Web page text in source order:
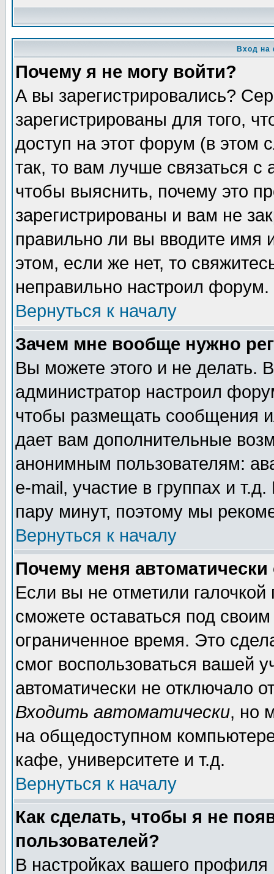
Вход на
Почему я не могу войти?
А вы зарегистрировались?
зарегистрированы для того,
доступ на этот форум (в этом
так, то вам лучше связаться
чтобы выяснить, почему это
зарегистрированы и вам не
правильно ли вы вводите
этом, если же нет, то
неправильно настроил форум.
Вернуться к началу
Зачем мне вообще нужно
Вы можете этого и не делать.
администратор настроил
чтобы размещать сообщения
дает вам дополнительные
анонимным пользователям:
e-mail, участие в группах и
пару минут, поэтому мы
Вернуться к началу
Почему меня автоматически
Если вы не отметили галочкой
сможете оставаться под
ограниченное время. Это
смог воспользоваться вашей
автоматически не отключало
Входить автоматически, но
на общедоступном
кафе, университете и т.д.
Вернуться к началу
Как сделать, чтобы я не
пользователей?
В настройках вашего